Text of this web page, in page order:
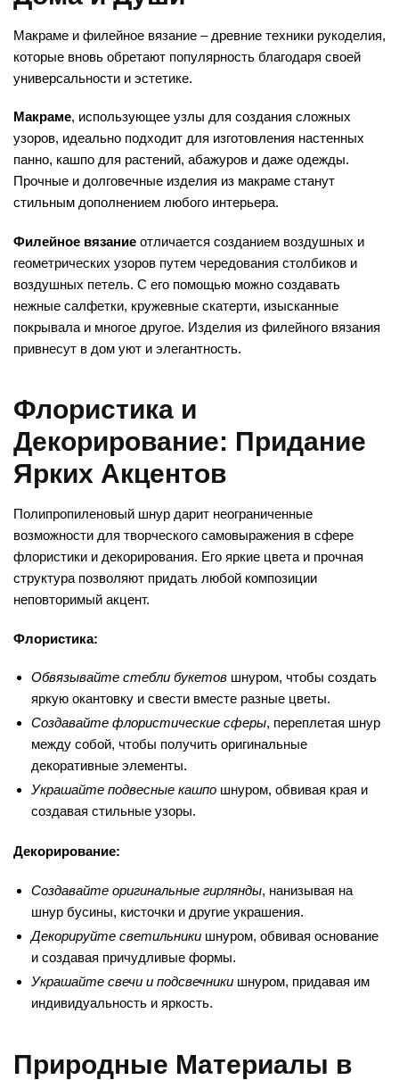
Макраме и филейное вязание – древние техники рукоделия,
которые вновь обретают популярность благодаря своей
универсальности и эстетике.
Макраме, использующее узлы для создания сложных
узоров, идеально подходит для изготовления настенных
панно, кашпо для растений, абажуров и даже одежды.
Прочные и долговечные изделия из макраме станут
стильным дополнением любого интерьера.
Филейное вязание отличается созданием воздушных и
геометрических узоров путем чередования столбиков и
воздушных петель. С его помощью можно создавать
нежные салфетки, кружевные скатерти, изысканные
покрывала и многое другое. Изделия из филейного вязания
привнесут в дом уют и элегантность.
Флористика и
Декорирование: Придание
Ярких Акцентов
Полипропиленовый шнур дарит неограниченные
возможности для творческого самовыражения в сфере
флористики и декорирования. Его яркие цвета и прочная
структура позволяют придать любой композиции
неповторимый акцент.
Флористика:
Обвязывайте стебли букетов шнуром, чтобы создать
яркую окантовку и свести вместе разные цветы.
Создавайте флористические сферы, переплетая шнур
между собой, чтобы получить оригинальные
декоративные элементы.
Украшайте подвесные кашпо шнуром, обвивая края и
создавая стильные узоры.
Декорирование:
Создавайте оригинальные гирлянды, нанизывая на
шнур бусины, кисточки и другие украшения.
Декорируйте светильники шнуром, обвивая основание
и создавая причудливые формы.
Украшайте свечи и подсвечники шнуром, придавая им
индивидуальность и яркость.
Природные Материалы в